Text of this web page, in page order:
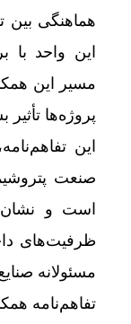
هماهنگی بین
این واحد با
مسیر این
پروژه‌ها
این
صنعت
است و
ظرفیت‌های
مسئولانه
تفاهم‌نامه